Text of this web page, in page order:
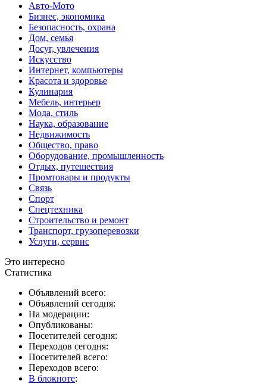
Авто-Мото
Бизнес, экономика
Безопасность, охрана
Дом, семья
Досуг, увлечения
Искусство
Интернет, компьютеры
Красота и здоровье
Кулинария
Мебель, интерьер
Мода, стиль
Наука, образование
Недвижимость
Общество, право
Оборудование, промышленность
Отдых, путешествия
Промтовары и продукты
Связь
Спорт
Спецтехника
Строительство и ремонт
Транспорт, грузоперевозки
Услуги, сервис
Это интересно
Статистика
Объявлений всего:
Объявлений сегодня:
На модерации:
Опубликованы:
Посетителей сегодня:
Переходов сегодня:
Посетителей всего:
Переходов всего:
В блокноте: